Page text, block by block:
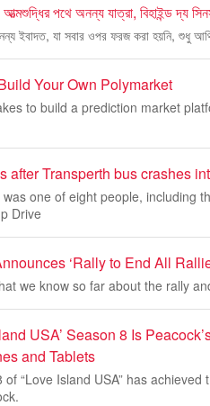
পথে অনন্য যাত্রা, বিহাইন্ড দ্য
ইবাদত, যা সবার ওপর ফরজ করা হয়নি, শুধু
Your Own Polymarket
to build a prediction market
after Transperth bus crashes
one of eight people, including
Drive
‘Rally to End All
we know so far about the rally
USA’ Season 8 Is
and Tablets
of “Love Island USA” has